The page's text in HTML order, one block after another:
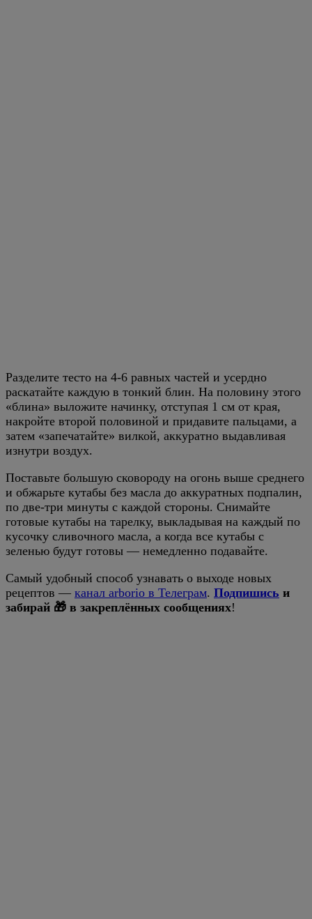
Разделите тесто на 4-6 равных частей и усердно
раскатайте каждую в тонкий блин. На половину этого
«блина» выложите начинку, отступая 1 см от края,
накройте второй половиной и придавите пальцами, а
затем «запечатайте» вилкой, аккуратно выдавливая
изнутри воздух.
Поставьте большую сковороду на огонь выше среднего
и обжарьте кутабы без масла до аккуратных подпалин,
по две-три минуты с каждой стороны. Снимайте
готовые кутабы на тарелку, выкладывая на каждый по
кусочку сливочного масла, а когда все кутабы с
зеленью будут готовы — немедленно подавайте.
Самый удобный способ узнавать о выходе новых
рецептов — канал arborio в Телеграм. Подпишись и
забирай 🎁 в закреплённых сообщениях!